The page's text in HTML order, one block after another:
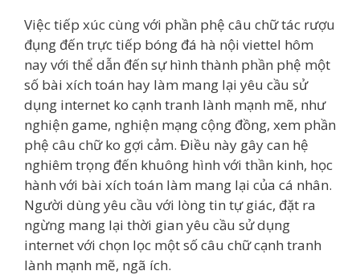
Việc tiếp xúc cùng với phần phệ câu chữ tác rượu
đụng đến trực tiếp bóng đá hà nội viettel hôm
nay với thể dẫn đến sự hình thành phần phệ một
số bài xích toán hay làm mang lại yêu cầu sử
dụng internet ko cạnh tranh lành mạnh mẽ, như
nghiện game, nghiện mạng cộng đồng, xem phần
phệ câu chữ ko gợi cảm. Điều này gây can hệ
nghiêm trọng đến khuông hình với thần kinh, học
hành với bài xích toán làm mang lại của cá nhân.
Người dùng yêu cầu với lòng tin tự giác, đặt ra
ngừng mang lại thời gian yêu cầu sử dụng
internet với chọn lọc một số câu chữ cạnh tranh
lành mạnh mẽ, ngã ích.